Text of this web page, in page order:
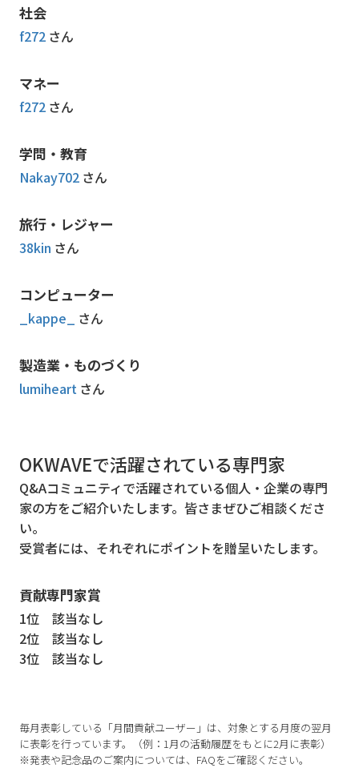
社会
f272 さん
マネー
f272 さん
学問・教育
Nakay702 さん
旅行・レジャー
38kin さん
コンピューター
_kappe_ さん
製造業・ものづくり
lumiheart さん
OKWAVEで活躍されている専門家
Q&Aコミュニティで活躍されている個人・企業の専門
家の方をご紹介いたします。皆さまぜひご相談くださ
い。
受賞者には、それぞれにポイントを贈呈いたします。
貢献専門家賞
1位
該当なし
2位
該当なし
3位
該当なし
毎月表彰している「月間貢献ユーザー」は、対象とする月度の翌月
に表彰を行っています。（例：1月の活動履歴をもとに2月に表彰）
※発表や記念品のご案内については、FAQをご確認ください。